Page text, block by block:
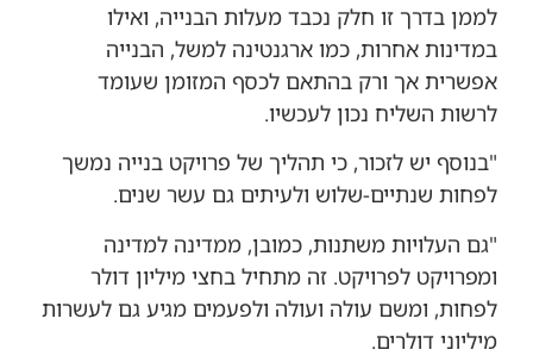
לממן בדרך זו חלק נכבד מעלות הבנייה, ואילו
במדינות אחרות, כמו ארגנטינה למשל, הבנייה
אפשרית אך ורק בהתאם לכסף המזומן שעומד
לרשות השליח נכון לעכשיו.
"בנוסף יש לזכור, כי תהליך של פרויקט בנייה נמשך
לפחות שנתיים-שלוש ולעיתים גם עשר שנים.
"גם העלויות משתנות, כמובן, ממדינה למדינה
ומפרויקט לפרויקט. זה מתחיל בחצי מיליון דולר
לפחות, ומשם עולה ועולה ולפעמים מגיע גם לעשרות
מיליוני דולרים.